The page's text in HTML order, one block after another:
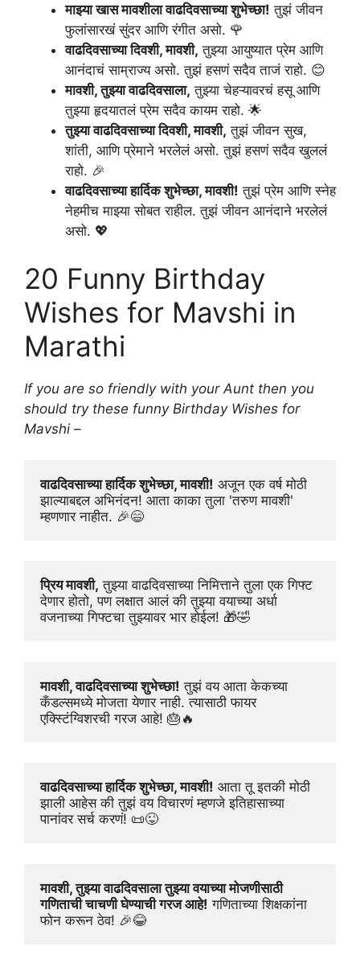
माझ्या खास मावशीला वाढदिवसाच्या शुभेच्छा! तुझं जीवन
फुलांसारखं सुंदर आणि रंगीत असो. 🌹
वाढदिवसाच्या दिवशी, मावशी, तुझ्या आयुष्यात प्रेम आणि
आनंदाचं साम्राज्य असो. तुझं हसणं सदैव ताजं राहो. 😊
मावशी, तुझ्या वाढदिवसाला, तुझ्या चेहऱ्यावरचं हसू आणि
तुझ्या हृदयातलं प्रेम सदैव कायम राहो. 🌟
तुझ्या वाढदिवसाच्या दिवशी, मावशी, तुझं जीवन सुख,
शांती, आणि प्रेमाने भरलेलं असो. तुझं हसणं सदैव खुललं
राहो. 🎉
वाढदिवसाच्या हार्दिक शुभेच्छा, मावशी! तुझं प्रेम आणि स्नेह
नेहमीच माझ्या सोबत राहील. तुझं जीवन आनंदाने भरलेलं
असो. 💖
20 Funny Birthday
Wishes for Mavshi in
Marathi
If you are so friendly with your Aunt then you
should try these funny Birthday Wishes for
Mavshi –
वाढदिवसाच्या हार्दिक शुभेच्छा, मावशी! अजून एक वर्ष मोठी
झाल्याबद्दल अभिनंदन! आता काका तुला 'तरुण मावशी'
म्हणणार नाहीत. 🎉😄
प्रिय मावशी, तुझ्या वाढदिवसाच्या निमित्ताने तुला एक गिफ्ट
देणार होतो, पण लक्षात आलं की तुझ्या वयाच्या अर्धा
वजनाच्या गिफ्टचा तुझ्यावर भार होईल! 🎁🤣
मावशी, वाढदिवसाच्या शुभेच्छा! तुझं वय आता केकच्या
कँडल्समध्ये मोजता येणार नाही. त्यासाठी फायर
एक्स्टिंग्विशरची गरज आहे! 🎂🔥
वाढदिवसाच्या हार्दिक शुभेच्छा, मावशी! आता तू इतकी मोठी
झाली आहेस की तुझं वय विचारणं म्हणजे इतिहासाच्या
पानांवर सर्च करणं! 📜😜
मावशी, तुझ्या वाढदिवसाला तुझ्या वयाच्या मोजणीसाठी
गणिताची चाचणी घेण्याची गरज आहे! गणिताच्या शिक्षकांना
फोन करून ठेव! 🎉😂